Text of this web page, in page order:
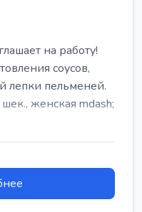
на работу!
соусов,
лепки пельменей.
женская mdash;